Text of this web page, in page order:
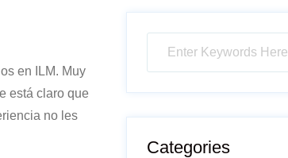
en ILM. Muy
está claro que
no les
Categories